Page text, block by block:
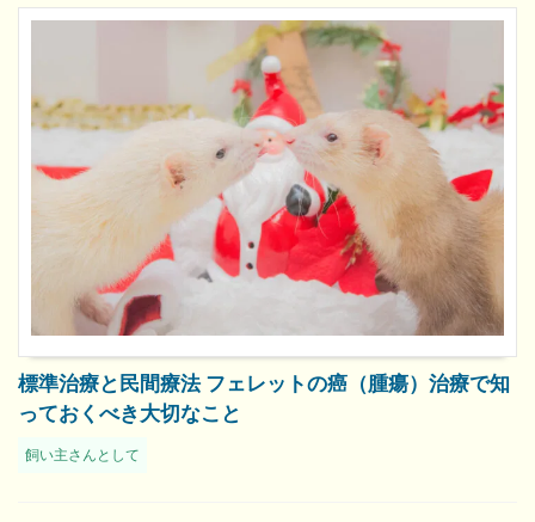
標準治療と民間療法 フェレットの癌（腫瘍）治療で知
っておくべき大切なこと
飼い主さんとして